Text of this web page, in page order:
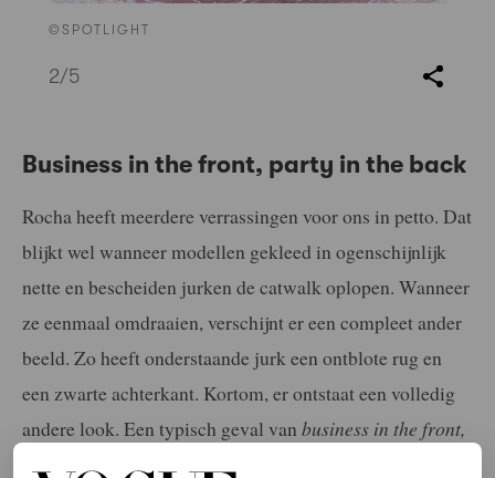
©SPOTLIGHT
2/5
Business in the front, party in the back
Rocha heeft meerdere verrassingen voor ons in petto. Dat
blijkt wel wanneer modellen gekleed in ogenschijnlijk
nette en bescheiden jurken de catwalk oplopen. Wanneer
ze eenmaal omdraaien, verschijnt er een compleet ander
beeld. Zo heeft onderstaande jurk een ontblote rug en
een zwarte achterkant. Kortom, er ontstaat een volledig
andere look. Een typisch geval van business in the front,
party in the back